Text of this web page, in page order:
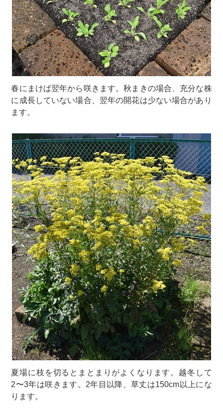
春にまけば翌年から咲きます。秋まきの場合、充分な株
に成長していない場合、翌年の開花は少ない場合があり
ます。
夏場に枝を切るとまとまりがよくなります。越冬して
2〜3年は咲きます。2年目以降、草丈は150cm以上にな
ります。